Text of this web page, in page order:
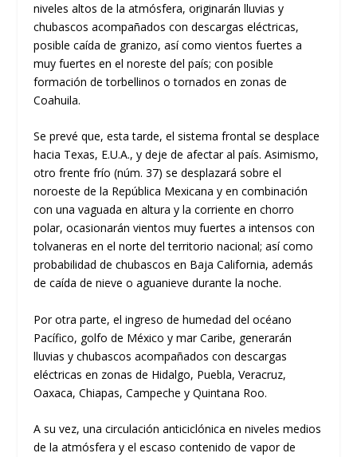
niveles altos de la atmósfera, originarán lluvias y
chubascos acompañados con descargas eléctricas,
posible caída de granizo, así como vientos fuertes a
muy fuertes en el noreste del país; con posible
formación de torbellinos o tornados en zonas de
Coahuila.
Se prevé que, esta tarde, el sistema frontal se desplace
hacia Texas, E.U.A., y deje de afectar al país. Asimismo,
otro frente frío (núm. 37) se desplazará sobre el
noroeste de la República Mexicana y en combinación
con una vaguada en altura y la corriente en chorro
polar, ocasionarán vientos muy fuertes a intensos con
tolvaneras en el norte del territorio nacional; así como
probabilidad de chubascos en Baja California, además
de caída de nieve o aguanieve durante la noche.
Por otra parte, el ingreso de humedad del océano
Pacífico, golfo de México y mar Caribe, generarán
lluvias y chubascos acompañados con descargas
eléctricas en zonas de Hidalgo, Puebla, Veracruz,
Oaxaca, Chiapas, Campeche y Quintana Roo.
A su vez, una circulación anticiclónica en niveles medios
de la atmósfera y el escaso contenido de vapor de